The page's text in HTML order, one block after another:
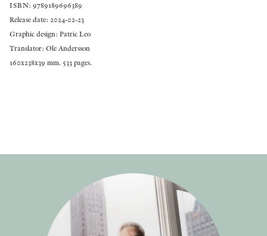
ISBN: 9789189696389
Release date: 2024-02-23
Graphic design: Patric Leo
Translator: Ole Andersson
160x238x39 mm. 533 pages.